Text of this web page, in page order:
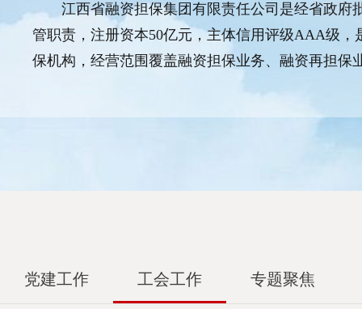
江西省融资担保集团有限责任公司是经省政府
管职责，注册资本50亿元，主体信用评级AAA级
保机构，经营范围覆盖融资担保业务、融资再担保
党建工作 工会工作 专题聚焦